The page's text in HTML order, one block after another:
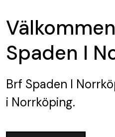
Spaden I
Brf Spaden I
i Norrköping.